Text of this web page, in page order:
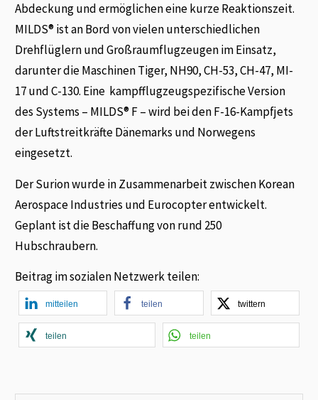
Abdeckung und ermöglichen eine kurze Reaktionszeit.
MILDS® ist an Bord von vielen unterschiedlichen
Drehflüglern und Großraumflugzeugen im Einsatz,
darunter die Maschinen Tiger, NH90, CH-53, CH-47, MI-
17 und C-130. Eine kampfflugzeugspezifische Version
des Systems – MILDS® F – wird bei den F-16-Kampfjets
der Luftstreitkräfte Dänemarks und Norwegens
eingesetzt.
Der Surion wurde in Zusammenarbeit zwischen Korean
Aerospace Industries und Eurocopter entwickelt.
Geplant ist die Beschaffung von rund 250
Hubschraubern.
Beitrag im sozialen Netzwerk teilen:
mitteilen teilen twittern
teilen teilen